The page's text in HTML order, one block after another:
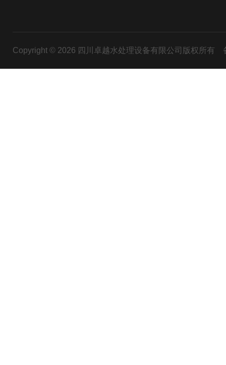
Copyright © 2026 四川卓越水处理设备有限公司版权所有